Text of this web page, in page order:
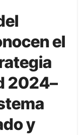
el
2024–
y